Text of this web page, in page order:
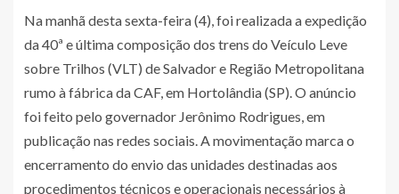
Na manhã desta sexta-feira (4), foi realizada a expedição
da 40ª e última composição dos trens do Veículo Leve
sobre Trilhos (VLT) de Salvador e Região Metropolitana
rumo à fábrica da CAF, em Hortolândia (SP). O anúncio
foi feito pelo governador Jerônimo Rodrigues, em
publicação nas redes sociais. A movimentação marca o
encerramento do envio das unidades destinadas aos
procedimentos técnicos e operacionais necessários à